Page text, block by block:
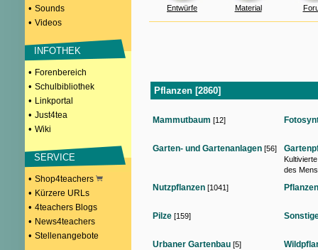
• Sounds
• Videos
INFOTHEK
• Forenbereich
• Schulbibliothek
• Linkportal
• Just4tea
• Wiki
SERVICE
• Shop4teachers
• Kürzere URLs
• 4teachers Blogs
• News4teachers
• Stellenangebote
Entwürfe Material
Pflanzen [2860]
Mammutbaum [12]
Garten- und Gartenanlagen [56]
des
Nutzpflanzen [1041]
Pilze [159]
Urbaner Gartenbau [5]